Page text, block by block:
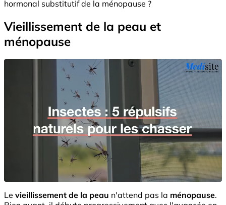
hormonal substitutif de la ménopause ?
Vieillissement de la peau et
ménopause
Le vieillissement de la peau n'attend pas la ménopause.